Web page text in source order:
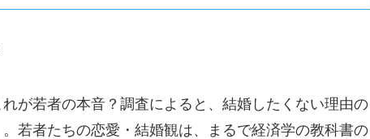
が若者の本音？調査によると、結婚したくない理由の
若者たちの恋愛・結婚観は、まるで経済学の教科書の